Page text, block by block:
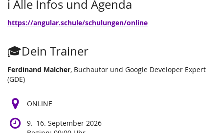
ℹ️ Alle Infos und Agenda
https://angular.schule/schulungen/online
🎓Dein Trainer
Ferdinand Malcher, Buchautor und Google Developer Expert
(GDE)
ONLINE
9.–bis
16. September 2026